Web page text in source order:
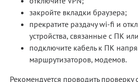
закройте вкладки браузера;
прекратите раздачу wi-fi и
устройства, связанные с ПК
подключите кабель к ПК
маршрутизаторов, модемов.
Рекомендуется проводить проверку